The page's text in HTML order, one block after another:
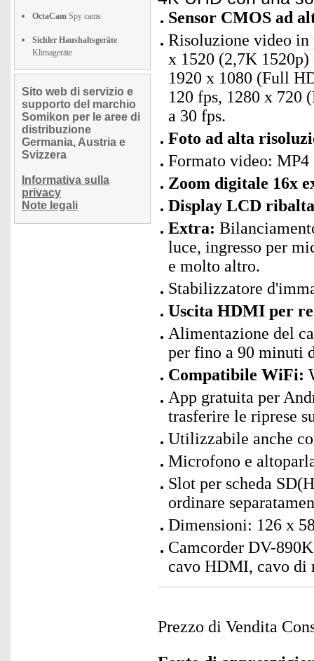
OctaCam Spy cams
Sichler Haushaltsgeräte
Klimageräte
Sito web di servizio e
supporto del marchio
Somikon per le aree di
distribuzione
Germania, Austria e
Svizzera
Informativa sulla
privacy
Note legali
Sensor CMOS ad
Risoluzione video
x 1520 (2,7K
1920 x 1080 (Full
120 fps, 1280 x 720
a 30 fps.
Foto ad alta
Formato video:
Zoom digitale 16x
Display LCD
Extra:
luce, ingresso per
e molto altro.
Stabilizzatore
Uscita HDMI per
Alimentazione del
per fino a 90 minuti
Compatibile WiFi:
App gratuita per
trasferire le riprese
Utilizzabile anche
Microfono e
Slot per scheda
ordinare
Dimensioni: 126 x
Camcorder DV-
cavo HDMI, cavo di
Prezzo di Vendita